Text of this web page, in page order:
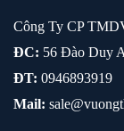
Công Ty CP
ĐC: 56 Đào Duy
ĐT: 0946893919
Mail: